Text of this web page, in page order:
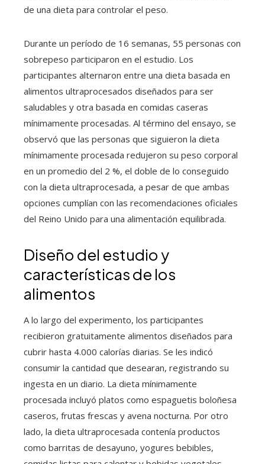
de una dieta para controlar el peso.
Durante un período de 16 semanas, 55 personas con
sobrepeso participaron en el estudio. Los
participantes alternaron entre una dieta basada en
alimentos ultraprocesados diseñados para ser
saludables y otra basada en comidas caseras
mínimamente procesadas. Al término del ensayo, se
observó que las personas que siguieron la dieta
mínimamente procesada redujeron su peso corporal
en un promedio del 2 %, el doble de lo conseguido
con la dieta ultraprocesada, a pesar de que ambas
opciones cumplían con las recomendaciones oficiales
del Reino Unido para una alimentación equilibrada.
Diseño del estudio y
características de los
alimentos
A lo largo del experimento, los participantes
recibieron gratuitamente alimentos diseñados para
cubrir hasta 4.000 calorías diarias. Se les indicó
consumir la cantidad que desearan, registrando su
ingesta en un diario. La dieta mínimamente
procesada incluyó platos como espaguetis boloñesa
caseros, frutas frescas y avena nocturna. Por otro
lado, la dieta ultraprocesada contenía productos
como barritas de desayuno, yogures bebibles,